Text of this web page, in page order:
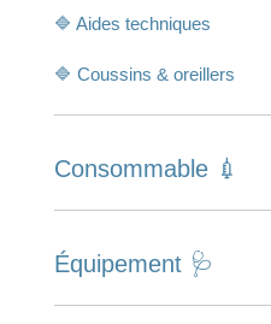
🔷 Aides techniques
🔷 Coussins & oreillers
Consommable 💉
Équipement 🩺